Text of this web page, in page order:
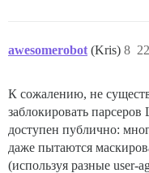
awesomerobot (Kris) 8
К сожалению, не
заблокировать
доступен публично:
даже пытаются
(используя разные user-